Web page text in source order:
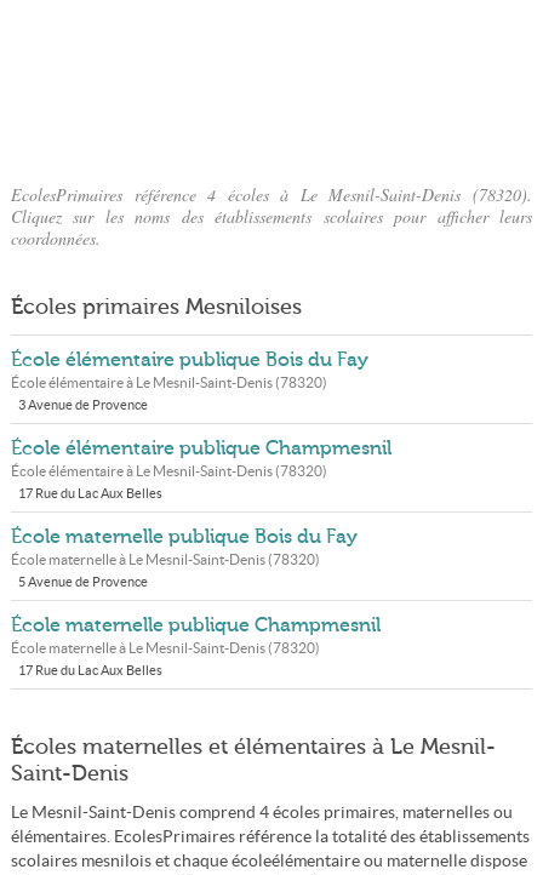
EcolesPrimaires référence 4 écoles à Le Mesnil-Saint-Denis (78320).
Cliquez sur les noms des établissements scolaires pour afficher leurs
coordonnées.
Écoles primaires Mesniloises
École élémentaire publique Bois du Fay
École élémentaire à Le Mesnil-Saint-Denis(78320)
3 Avenue de Provence
École élémentaire publique Champmesnil
École élémentaire à Le Mesnil-Saint-Denis(78320)
17 Rue du Lac Aux Belles
École maternelle publique Bois du Fay
École maternelle à Le Mesnil-Saint-Denis(78320)
5 Avenue de Provence
École maternelle publique Champmesnil
École maternelle à Le Mesnil-Saint-Denis(78320)
17 Rue du Lac Aux Belles
Écoles maternelles et élémentaires à Le Mesnil-
Saint-Denis
Le Mesnil-Saint-Denis comprend 4 écoles primaires, maternelles ou
élémentaires. EcolesPrimaires référence la totalité des établissements
scolaires mesnilois et chaque écoleélémentaire ou maternelle dispose